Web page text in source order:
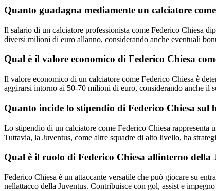
Quanto guadagna mediamente un calciatore
Il salario di un calciatore professionista come Federico Chiesa
diversi milioni di euro allanno, considerando anche eventuali
Qual è il valore economico di Federico Chiesa
Il valore economico di un calciatore come Federico Chiesa è
aggirarsi intorno ai 50-70 milioni di euro, considerando anche il
Quanto incide lo stipendio di Federico Chiesa sul
Lo stipendio di un calciatore come Federico Chiesa
Tuttavia, la Juventus, come altre squadre di alto livello, ha
Qual è il ruolo di Federico Chiesa allinterno della
Federico Chiesa è un attaccante versatile che può giocare su
nellattacco della Juventus. Contribuisce con gol, assist e